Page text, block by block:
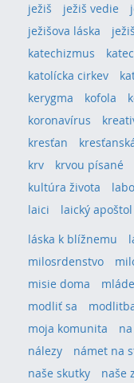
ježiš
ježiš vedie
ježišova láska
katechizmus
katolícka cirkev
kerygma
kofola
koronavírus
kresťan
krv
krvou písané
kultúra života
laici
laický apoštol
láska k blížnemu
milosrdenstvo
misie doma
modliť sa
moja komunita
nálezy
námet na
naše skutky
naše